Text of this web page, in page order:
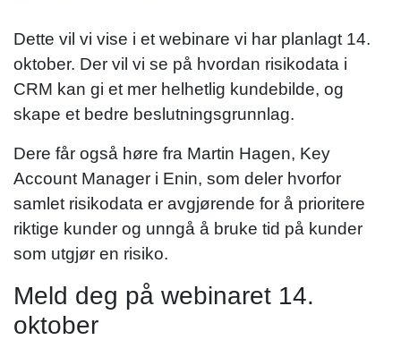
Dette vil vi vise i et webinare vi har planlagt 14.
oktober. Der vil vi se på hvordan risikodata i
CRM kan gi et mer helhetlig kundebilde, og
skape et bedre beslutningsgrunnlag.
Dere får også høre fra Martin Hagen, Key
Account Manager i Enin, som deler hvorfor
samlet risikodata er avgjørende for å prioritere
riktige kunder og unngå å bruke tid på kunder
som utgjør en risiko.
Meld deg på webinaret 14.
oktober